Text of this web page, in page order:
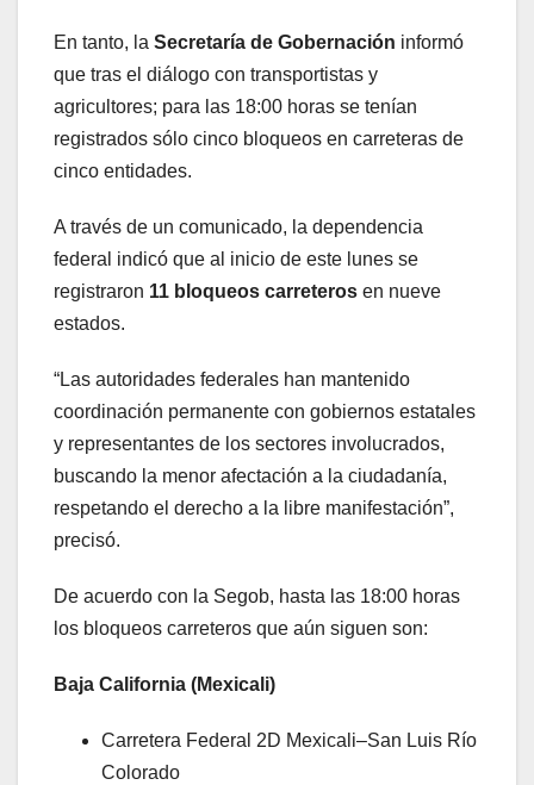
En tanto, la Secretaría de Gobernación informó
que tras el diálogo con transportistas y
agricultores; para las 18:00 horas se tenían
registrados sólo cinco bloqueos en carreteras de
cinco entidades.
A través de un comunicado, la dependencia
federal indicó que al inicio de este lunes se
registraron 11 bloqueos carreteros en nueve
estados.
“Las autoridades federales han mantenido
coordinación permanente con gobiernos estatales
y representantes de los sectores involucrados,
buscando la menor afectación a la ciudadanía,
respetando el derecho a la libre manifestación”,
precisó.
De acuerdo con la Segob, hasta las 18:00 horas
los bloqueos carreteros que aún siguen son:
Baja California (Mexicali)
Carretera Federal 2D Mexicali–San Luis Río
Colorado